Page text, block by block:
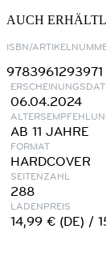
AUCH
ISBN/
9783961293971
06.04.2024
AB 11 JAHRE
FORMAT
HARDCOVER
SEITENZAHL
288
LADENPREIS
14,99 € (DE) /